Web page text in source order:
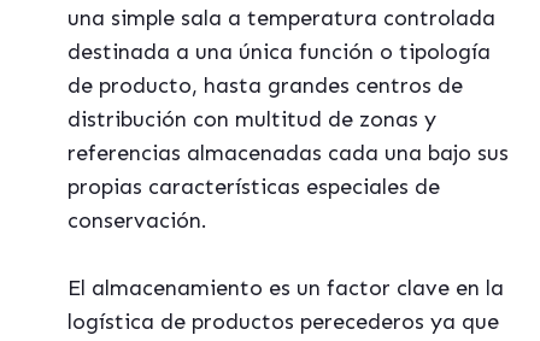
una simple sala a temperatura controlada
destinada a una única función o tipología
de producto, hasta grandes centros de
distribución con multitud de zonas y
referencias almacenadas cada una bajo sus
propias características especiales de
conservación.
El almacenamiento es un factor clave en la
logística de productos perecederos ya que